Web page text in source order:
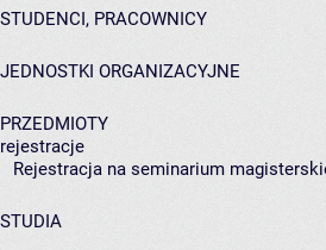
STUDENCI, PRACOWNICY
JEDNOSTKI ORGANIZACYJNE
PRZEDMIOTY
rejestracje
Rejestracja na seminarium
STUDIA